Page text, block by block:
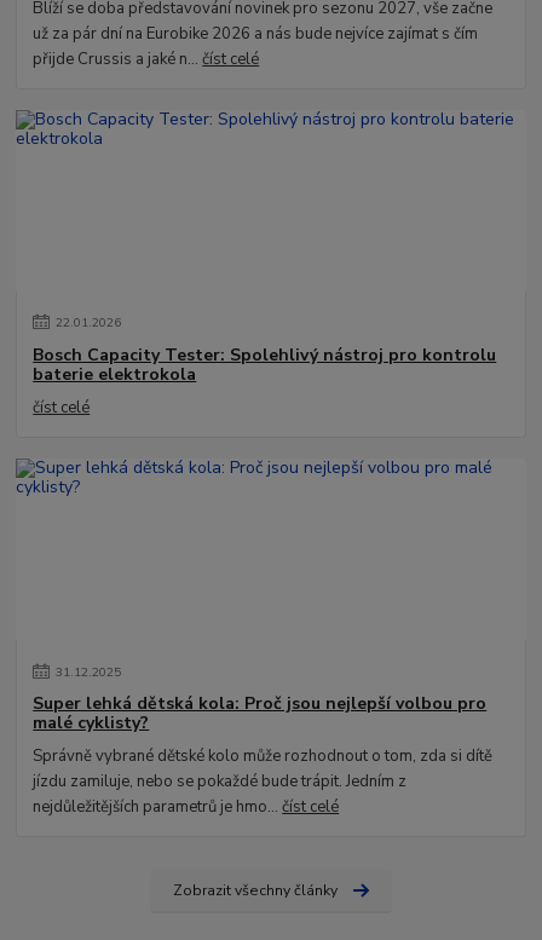
Blíží se doba představování novinek pro sezonu 2027, vše začne
už za pár dní na Eurobike 2026 a nás bude nejvíce zajímat s čím
přijde Crussis a jaké n...číst celé
22.01.2026
Bosch Capacity Tester: Spolehlivý nástroj pro kontrolu
baterie elektrokola
číst celé
31.12.2025
Super lehká dětská kola: Proč jsou nejlepší volbou pro
malé cyklisty?
Správně vybrané dětské kolo může rozhodnout o tom, zda si dítě
jízdu zamiluje, nebo se pokaždé bude trápit. Jedním z
nejdůležitějších parametrů je hmo...číst celé
Zobrazit všechny články